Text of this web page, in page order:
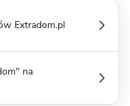
Extradom.pl
na